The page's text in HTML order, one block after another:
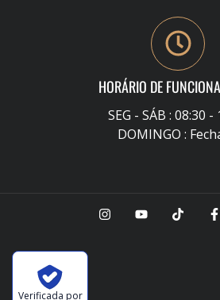
HORÁRIO DE
SEG - SÁB : 08:30 -
DOMINGO :
Verificada por